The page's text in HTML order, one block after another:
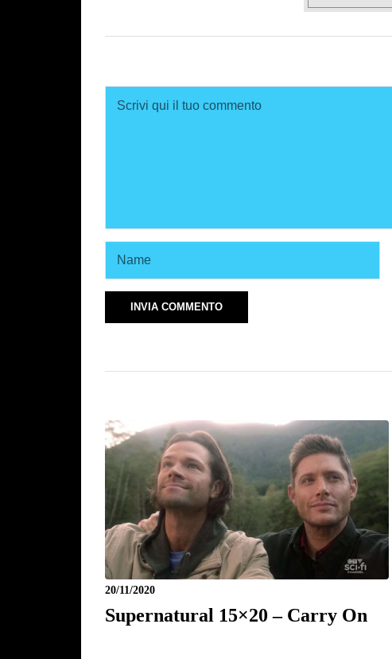
20/11/2020
Supernatural 15×20 – Carry On